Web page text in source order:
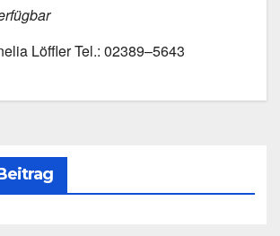
Löff­ler Tel.: 02389–5643